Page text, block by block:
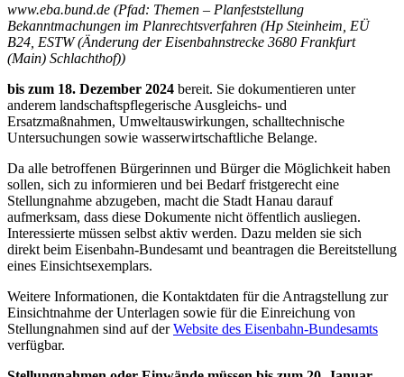
www.eba.bund.de (Pfad: Themen – Planfeststellung
Bekanntmachungen im Planrechtsverfahren (Hp Steinheim, EÜ
B24, ESTW (Änderung der Eisenbahnstrecke 3680 Frankfurt
(Main) Schlachthof))
bis zum 18. Dezember 2024 bereit. Sie dokumentieren unter
anderem landschaftspflegerische Ausgleichs- und
Ersatzmaßnahmen, Umweltauswirkungen, schalltechnische
Untersuchungen sowie wasserwirtschaftliche Belange.
Da alle betroffenen Bürgerinnen und Bürger die Möglichkeit haben
sollen, sich zu informieren und bei Bedarf fristgerecht eine
Stellungnahme abzugeben, macht die Stadt Hanau darauf
aufmerksam, dass diese Dokumente nicht öffentlich ausliegen.
Interessierte müssen selbst aktiv werden. Dazu melden sie sich
direkt beim Eisenbahn-Bundesamt und beantragen die Bereitstellung
eines Einsichtsexemplars.
Weitere Informationen, die Kontaktdaten für die Antragstellung zur
Einsichtnahme der Unterlagen sowie für die Einreichung von
Stellungnahmen sind auf derWebsite des Eisenbahn-Bundesamts
verfügbar.